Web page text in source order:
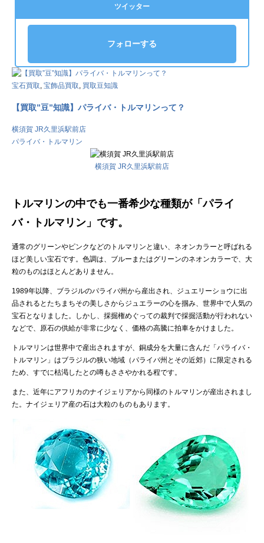
ツイッター
フォローする
宝石買取, 宝飾品買取, 買取豆知識
【買取”豆”知識】パライバ・トルマリンって？
横須賀 JR久里浜駅前店
パライバ・トルマリン
横須賀 JR久里浜駅前店
トルマリンの中でも一番希少な種類が「パライ
バ・トルマリン」です。
通常のグリーンやピンクなどのトルマリンと違い、ネオンカラーと呼ばれる
ほど美しい宝石です。色調は、ブルーまたはグリーンのネオンカラーで、大
粒のものはほとんどありません。
1989年以降、ブラジルのパライバ州から産出され、ジュエリーショウに出
品されるとたちまちその美しさからジュエラーの心を掴み、世界中で人気の
宝石となりました。しかし、採掘権めぐっての裁判で採掘活動が行われない
などで、原石の供給が非常に少なく、価格の高騰に拍車をかけました。
トルマリンは世界中で産出されますが、銅成分を大量に含んだ「パライバ・
トルマリン」はブラジルの狭い地域（パライバ州とその近郊）に限定される
ため、すでに枯渇したとの噂もささやかれる程です。
また、近年にアフリカのナイジェリアから同様のトルマリンが産出されまし
た。ナイジェリア産の石は大粒のものもあります。